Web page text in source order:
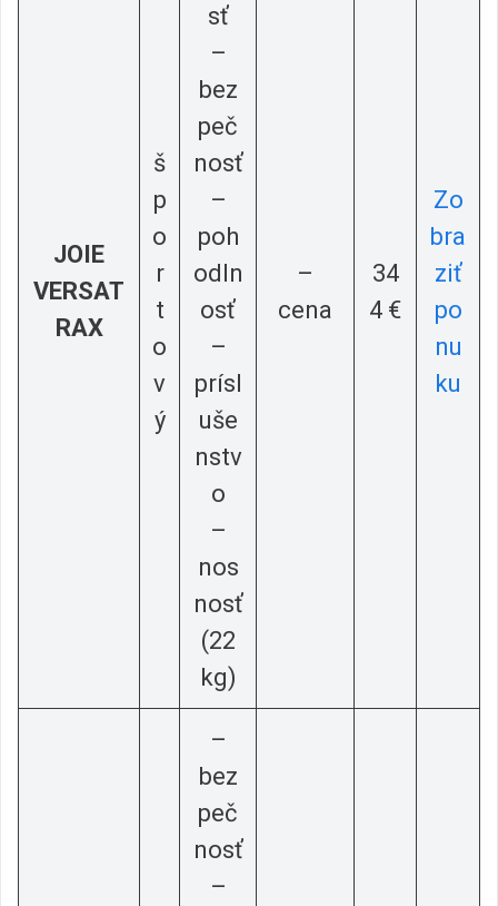
JOIE
VERSAT
RAX
š
p
o
r
t
o
v
ý
sť
–
bez
peč
nosť
–
poh
odln
osť
–
prísl
uše
nstv
o
–
nos
nosť
(22
kg)
–
cena
34
4 €
Zo
bra
ziť
po
nu
ku
–
bez
peč
nosť
–